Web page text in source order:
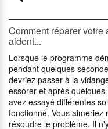
Comment réparer
aident...
Lorsque le programme
pendant quelques
devriez passer à la
essorer et après
avez essayé différentes
fonctionné. Vous
résoudre le problème. Il